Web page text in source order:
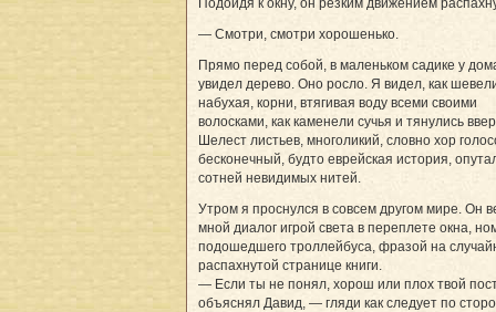
— Смотри, смотри хорошенько.
Прямо перед собой, в маленьком садике у
увидел дерево. Оно росло. Я видел, как
набухая, корни, втягивая воду всеми своими
волосками, как каменели сучья и тянулись
Шелест листьев, многоликий, словно хор
бесконечный, будто еврейская история,
сотней невидимых нитей.
Утром я проснулся в совсем другом мире. Он
мной диалог игрой света в переплете окна,
подошедшего троллейбуса, фразой на
распахнутой странице книги.
— Если ты не понял, хорош или плох твой
объяснял Давид, — гляди как следует по